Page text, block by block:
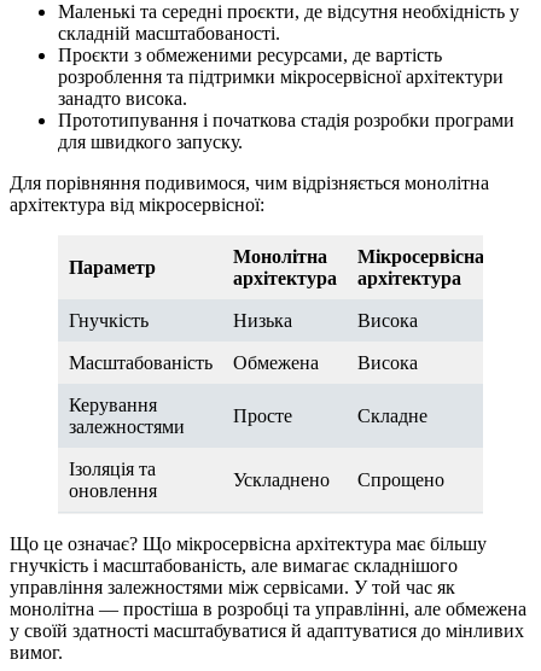
Маленькі та середні проєкти, де відсутня необхідність у
складній масштабованості.
Проєкти з обмеженими ресурсами, де вартість
розроблення та підтримки мікросервісної архітектури
занадто висока.
Прототипування і початкова стадія розробки програми
для швидкого запуску.
Для порівняння подивимося, чим відрізняється монолітна
архітектура від мікросервісної:
Параметр
Монолітна
архітектура
Мікросервісна
архітектура
Гнучкість Низька Висока
Масштабованість Обмежена Висока
Керування
залежностями
Просте Складне
Ізоляція та
оновлення
Ускладнено Спрощено
Що це означає? Що мікросервісна архітектура має більшу
гнучкість і масштабованість, але вимагає складнішого
управління залежностями між сервісами. У той час як
монолітна — простіша в розробці та управлінні, але обмежена
у своїй здатності масштабуватися й адаптуватися до мінливих
вимог.